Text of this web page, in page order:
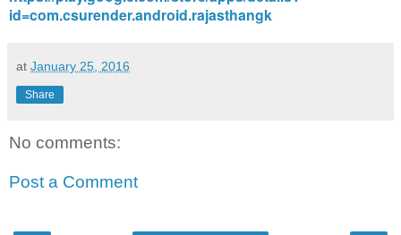
id=com.csurender.android.rajasthangk
at January 25, 2016
Share
No comments:
Post a Comment